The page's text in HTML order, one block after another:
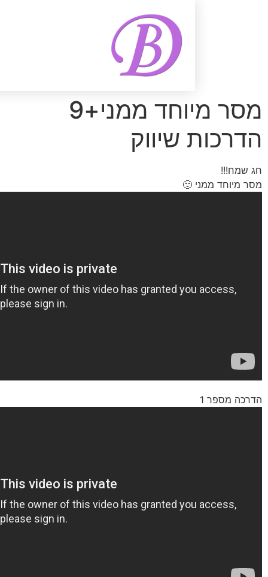
מסר מיוחד ממני+9
🙂